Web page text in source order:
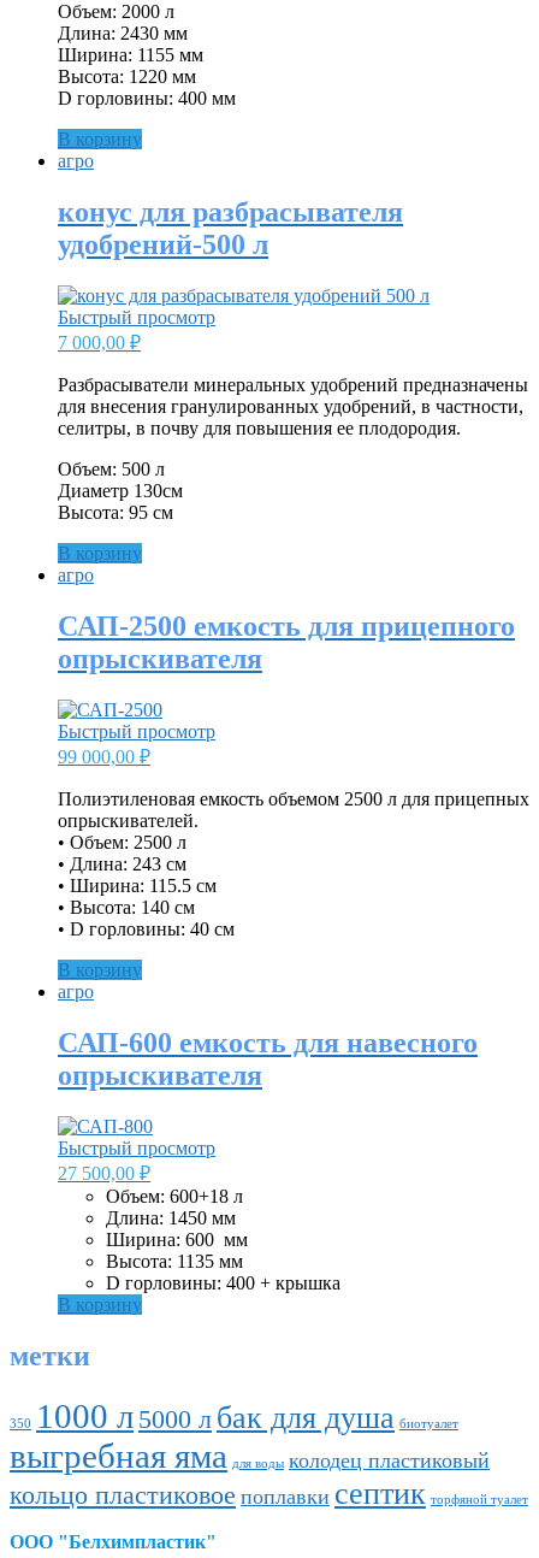
Объем: 2000 л
Длина: 2430 мм
Ширина: 1155 мм
Высота: 1220 мм
D горловины: 400 мм
В корзину
агро
конус для разбрасывателя
удобрений-500 л
Быстрый просмотр
7 000,00 ₽
Разбрасыватели минеральных удобрений предназначены
для внесения гранулированных удобрений, в частности,
селитры, в почву для повышения ее плодородия.
Объем: 500 л
Диаметр 130см
Высота: 95 см
В корзину
агро
САП-2500 емкость для прицепного
опрыскивателя
Быстрый просмотр
99 000,00 ₽
Полиэтиленовая емкость объемом 2500 л для прицепных
опрыскивателей.
• Объем: 2500 л
• Длина: 243 см
• Ширина: 115.5 см
• Высота: 140 см
• D горловины: 40 см
В корзину
агро
САП-600 емкость для навесного
опрыскивателя
Быстрый просмотр
27 500,00 ₽
Объем: 600+18 л
Длина: 1450 мм
Ширина: 600 ​​ мм
Высота: 1135 мм
D горловины: 400 + крышка
В корзину
метки
350 1000 л 5000 л бак для душа биотуалет
выгребная яма для воды колодец пластиковый
кольцо пластиковое поплавки септик торфяной туалет
ООО "Белхимпластик"